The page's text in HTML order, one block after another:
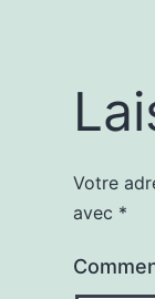
Votre
avec *